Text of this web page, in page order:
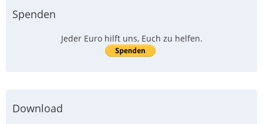
Spenden
Jeder Euro hilft uns, Euch zu helfen.
Download